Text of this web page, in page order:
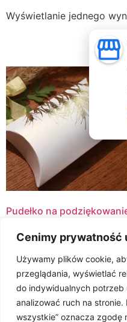
Cenimy prywatność
Używamy plików cookie,
przeglądania, wyświetlać
do indywidualnych potrzeb
analizować ruch na
wszystkie” oznacza zgodę
Wyświetlanie jednego
Pudełko na
1.00zł
Dodaj do koszyka